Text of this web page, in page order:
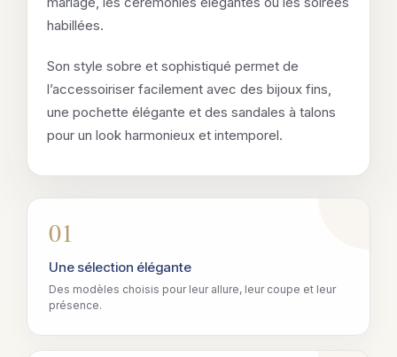
habillées.
Son style sobre et sophistiqué permet de
l’accessoiriser facilement avec des bijoux fins,
une pochette élégante et des sandales à talons
pour un look harmonieux et intemporel.
01
Une sélection élégante
Des modèles choisis pour leur allure, leur coupe et leur
présence.